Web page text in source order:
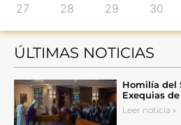
27 28 29 30
ÚLTIMAS NOTICIAS
Homilía del
Exequias
Leer noticia »